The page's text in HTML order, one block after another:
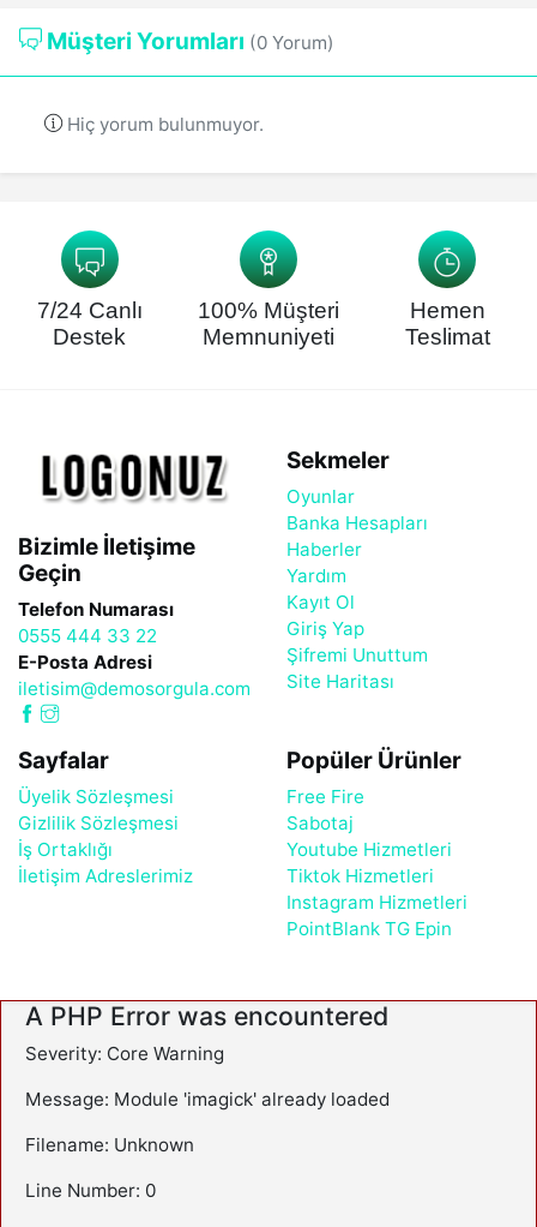
Müşteri Yorumları (0 Yorum)
Hiç yorum bulunmuyor.
7/24 Canlı
Destek
100% Müşteri
Memnuniyeti
Hemen
Teslimat
Bizimle İletişime
Geçin
Telefon Numarası
0555 444 33 22
E-Posta Adresi
iletisim@demosorgula.com
Sekmeler
Oyunlar
Banka Hesapları
Haberler
Yardım
Kayıt Ol
Giriş Yap
Şifremi Unuttum
Site Haritası
Sayfalar
Üyelik Sözleşmesi
Gizlilik Sözleşmesi
İş Ortaklığı
İletişim Adreslerimiz
Popüler Ürünler
Free Fire
Sabotaj
Youtube Hizmetleri
Tiktok Hizmetleri
Instagram Hizmetleri
PointBlank TG Epin
A PHP Error was encountered
Severity: Core Warning
Message: Module 'imagick' already loaded
Filename: Unknown
Line Number: 0